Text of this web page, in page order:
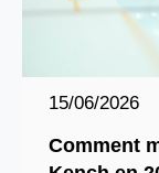
15/06/2026
Comment